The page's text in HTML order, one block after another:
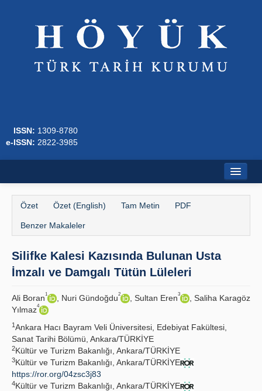
ISSN: 1309-8780
e-ISSN: 2822-3985
Dergi Kurulları
Yazım Kuralları
Yayın Politikaları
Kılavuzlar
İletişim
Özet Özet (English) Tam Metin PDF
Benzer Makaleler
Silifke Kalesi Kazısında Bulunan Usta
İmzalı ve Damgalı Tütün Lüleleri
Ali Boran1 , Nuri Gündoğdu2 , Sultan Eren3
, Saliha Karagöz
Yılmaz4
1Ankara Hacı Bayram Veli Üniversitesi, Edebiyat Fakültesi,
Sanat Tarihi Bölümü, Ankara/TÜRKİYE
2Kültür ve Turizm Bakanlığı, Ankara/TÜRKİYE
3Kültür ve Turizm Bakanlığı, Ankara/TÜRKİYE
https://ror.org/04zsc3j83
4Kültür ve Turizm Bakanlığı, Ankara/TÜRKİYE